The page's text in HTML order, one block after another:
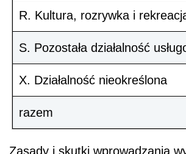
R. Kultura, rozrywka i
S. Pozostała działalność
X. Działalność nieokreślona
razem
Zasady i skutki wprowadzania